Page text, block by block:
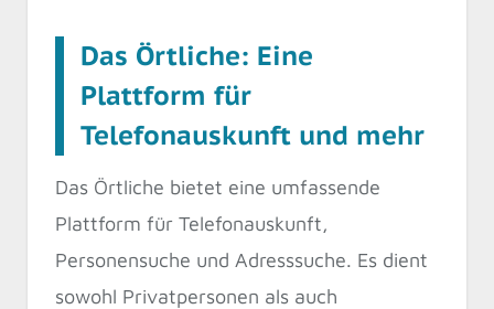
Das Örtliche: Eine
Plattform für
Telefonauskunft und mehr
Das Örtliche bietet eine umfassende
Plattform für Telefonauskunft,
Personensuche und Adresssuche. Es dient
sowohl Privatpersonen als auch